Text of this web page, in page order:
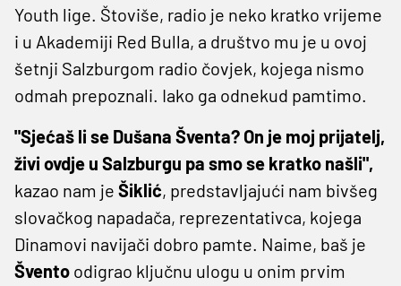
Youth lige. Štoviše, radio je neko kratko vrijeme
i u Akademiji Red Bulla, a društvo mu je u ovoj
šetnji Salzburgom radio čovjek, kojega nismo
odmah prepoznali. Iako ga odnekud pamtimo.
"Sjećaš li se Dušana Šventa? On je moj prijatelj,
živi ovdje u Salzburgu pa smo se kratko našli",
kazao nam je Šiklić, predstavljajući nam bivšeg
slovačkog napadača, reprezentativca, kojega
Dinamovi navijači dobro pamte. Naime, baš je
Švento odigrao ključnu ulogu u onim prvim